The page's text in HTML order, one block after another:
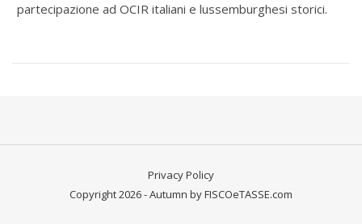
partecipazione ad OCIR italiani e lussemburghesi storici.
Privacy Policy
Copyright 2026 - Autumn by FISCOeTASSE.com